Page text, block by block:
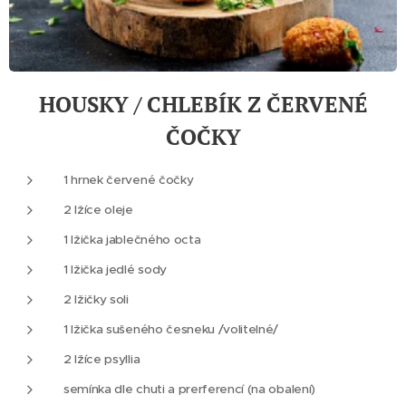
HOUSKY / CHLEBÍK Z ČERVENÉ
ČOČKY
1 hrnek červené čočky
2 lžíce oleje
1 lžička jablečného octa
1 lžička jedlé sody
2 lžičky soli
1 lžička sušeného česneku /volitelné/
2 lžíce psyllia
semínka dle chuti a prerferencí (na obalení)